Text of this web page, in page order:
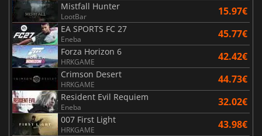
Mistfall Hunter
LootBar 15.97€
EA SPORTS FC 27
Eneba 45.77€
Forza Horizon 6
HRKGAME 42.42€
Crimson Desert
HRKGAME 44.73€
Resident Evil Requiem
Eneba 32.02€
007 First Light
HRKGAME 43.98€